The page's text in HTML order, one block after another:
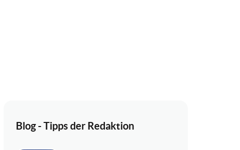
Blog - Tipps der Redaktion